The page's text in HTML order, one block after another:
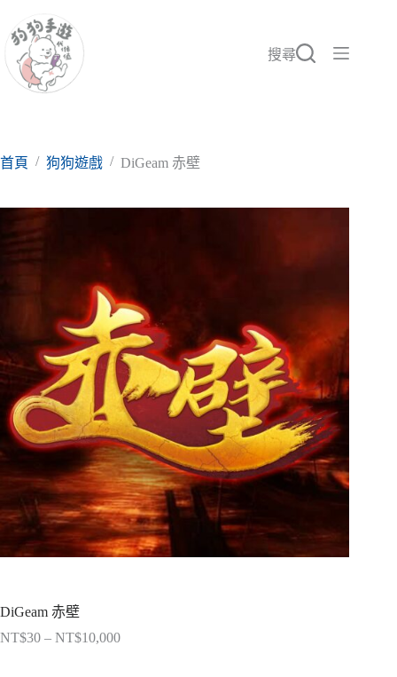
至
要
搜尋
首頁 / 狗狗遊戲 / DiGeam 赤壁
DiGeam 赤壁
NT$30 – NT$10,000價